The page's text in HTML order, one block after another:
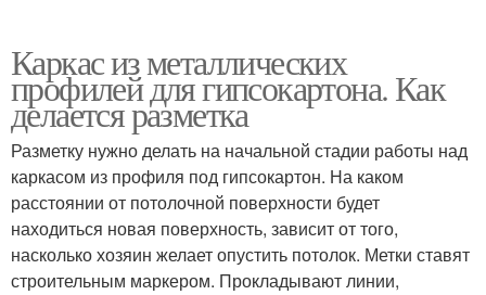
Каркас из металлических
профилей для гипсокартона. Как
делается разметка
Разметку нужно делать на начальной стадии работы над
каркасом из профиля под гипсокартон. На каком
расстоянии от потолочной поверхности будет
находиться новая поверхность, зависит от того,
насколько хозяин желает опустить потолок. Метки ставят
строительным маркером. Прокладывают линии,